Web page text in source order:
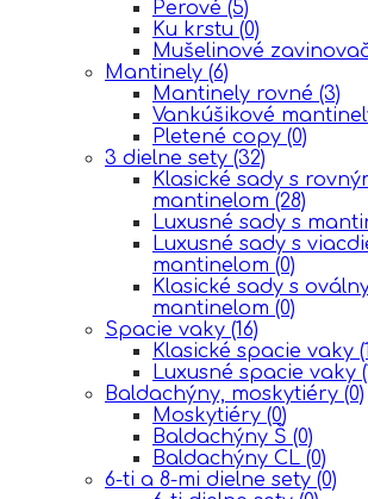
Perové (5)
Ku krstu (0)
Mušelinové
Mantinely (6)
Mantinely rovné (3)
Vankúšikové
Pletené copy (0)
3 dielne sety (32)
Klasické sady s
mantinelom (28)
Luxusné sady s
Luxusné sady s
mantinelom (0)
Klasické sady s
mantinelom (0)
Spacie vaky (16)
Klasické spacie vaky
Luxusné spacie vaky
Baldachýny, moskytiéry (0)
Moskytiéry (0)
Baldachýny Š (0)
Baldachýny CL (0)
6-ti a 8-mi dielne sety (0)